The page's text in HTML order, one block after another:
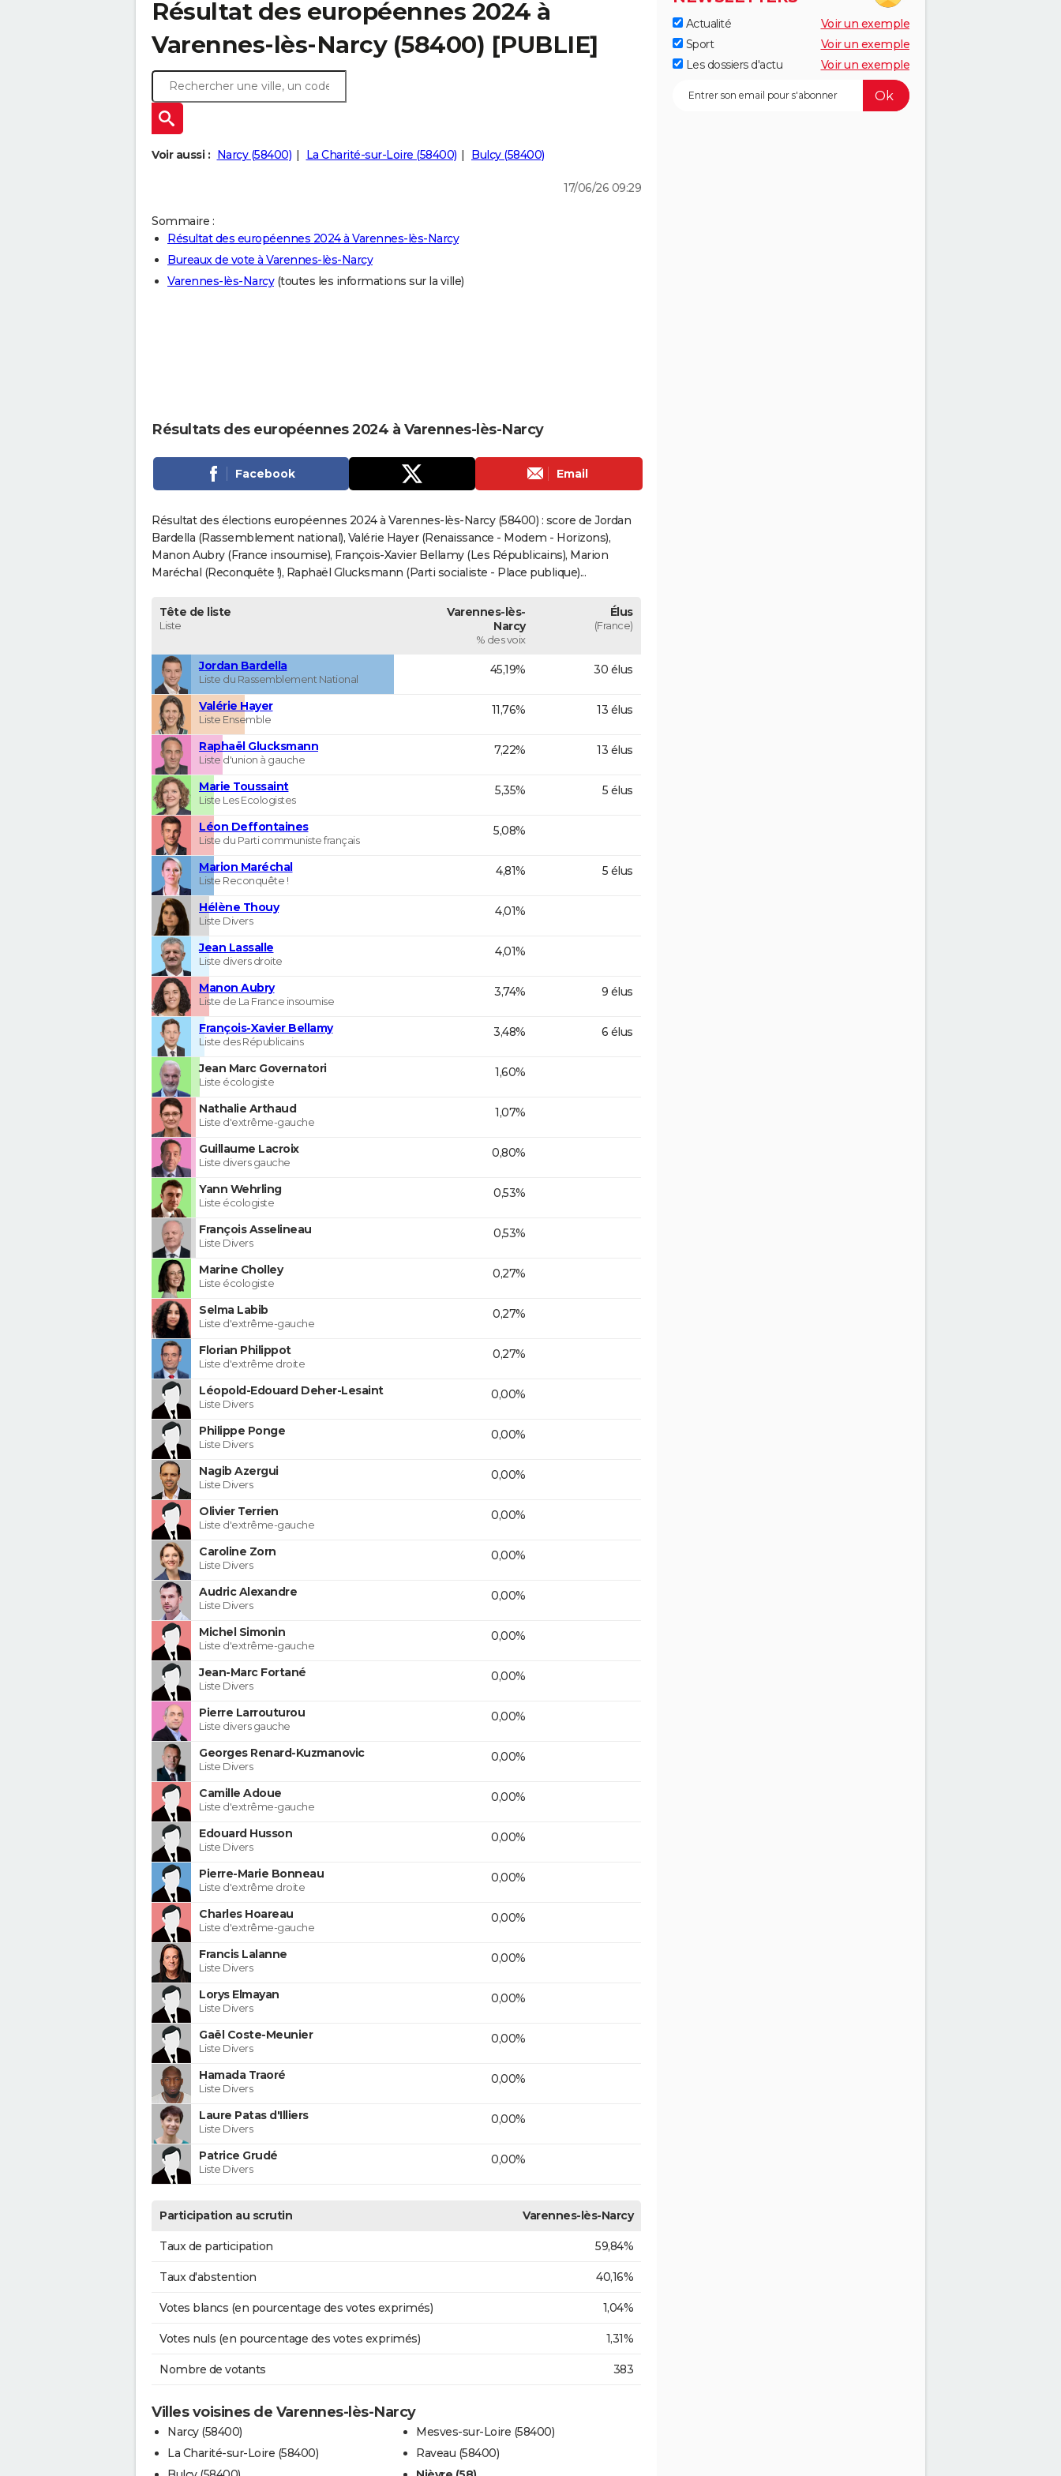
Résultat des européennes 2024 à
Varennes-lès-Narcy (58400) [PUBLIE]
Voir aussi : Narcy (58400) La Charité-sur-Loire (58400) Bulcy (58400)
17/06/26 09:29
Sommaire :
Résultat des européennes 2024 à Varennes-lès-Narcy
Bureaux de vote à Varennes-lès-Narcy
Varennes-lès-Narcy(toutes les informations sur la ville)
Résultats des européennes 2024 à Varennes-lès-Narcy
Facebook Email
Résultat des élections européennes 2024 à Varennes-lès-Narcy (58400) : score de Jordan
Bardella (Rassemblement national), Valérie Hayer (Renaissance - Modem - Horizons),
Manon Aubry (France insoumise), François-Xavier Bellamy (Les Républicains), Marion
Maréchal (Reconquête !), Raphaël Glucksmann (Parti socialiste - Place publique)...
Tête de liste
Liste
Varennes-lès-
Narcy
% des voix
Élus
(France)
Jordan Bardella
Liste du Rassemblement National
45,19% 30 élus
Valérie Hayer
Liste Ensemble
11,76% 13 élus
Raphaël Glucksmann
Liste d'union à gauche
7,22% 13 élus
Marie Toussaint
Liste Les Ecologistes
5,35% 5 élus
Léon Deffontaines
Liste du Parti communiste français
5,08%
Marion Maréchal
Liste Reconquête !
4,81% 5 élus
Hélène Thouy
Liste Divers
4,01%
Jean Lassalle
Liste divers droite
4,01%
Manon Aubry
Liste de La France insoumise
3,74% 9 élus
François-Xavier Bellamy
Liste des Républicains
3,48% 6 élus
Jean Marc Governatori
Liste écologiste
1,60%
Nathalie Arthaud
Liste d'extrême-gauche
1,07%
Guillaume Lacroix
Liste divers gauche
0,80%
Yann Wehrling
Liste écologiste
0,53%
François Asselineau
Liste Divers
0,53%
Marine Cholley
Liste écologiste
0,27%
Selma Labib
Liste d'extrême-gauche
0,27%
Florian Philippot
Liste d'extrême droite
0,27%
Léopold-Edouard Deher-Lesaint
Liste Divers
0,00%
Philippe Ponge
Liste Divers
0,00%
Nagib Azergui
Liste Divers
0,00%
Olivier Terrien
Liste d'extrême-gauche
0,00%
Caroline Zorn
Liste Divers
0,00%
Audric Alexandre
Liste Divers
0,00%
Michel Simonin
Liste d'extrême-gauche
0,00%
Jean-Marc Fortané
Liste Divers
0,00%
Pierre Larrouturou
Liste divers gauche
0,00%
Georges Renard-Kuzmanovic
Liste Divers
0,00%
Camille Adoue
Liste d'extrême-gauche
0,00%
Edouard Husson
Liste Divers
0,00%
Pierre-Marie Bonneau
Liste d'extrême droite
0,00%
Charles Hoareau
Liste d'extrême-gauche
0,00%
Francis Lalanne
Liste Divers
0,00%
Lorys Elmayan
Liste Divers
0,00%
Gaël Coste-Meunier
Liste Divers
0,00%
Hamada Traoré
Liste Divers
0,00%
Laure Patas d'Illiers
Liste Divers
0,00%
Patrice Grudé
Liste Divers
0,00%
Participation au scrutin Varennes-lès-Narcy
Taux de participation 59,84%
Taux d'abstention 40,16%
Votes blancs (en pourcentage des votes exprimés) 1,04%
Votes nuls (en pourcentage des votes exprimés) 1,31%
Nombre de votants 383
Villes voisines de Varennes-lès-Narcy
Narcy (58400)
La Charité-sur-Loire (58400)
Mesves-sur-Loire (58400)
Raveau (58400)
Actualité
Voir un exemple
Sport
Voir un exemple
Les dossiers d'actu
Voir un exemple